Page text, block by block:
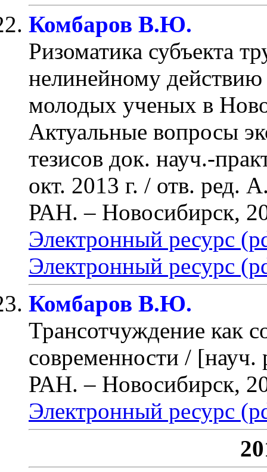
Комбаров В.Ю.
Ризоматика субъекта
нелинейному действию
молодых ученых в
Актуальные вопросы
тезисов док. науч.-
окт. 2013 г. / отв.
РАН. – Новосибирск,
Электронный ресурс
Электронный ресурс
Комбаров В.Ю.
Трансотчуждение как
современности /
РАН. – Новосибирск,
Электронный ресурс